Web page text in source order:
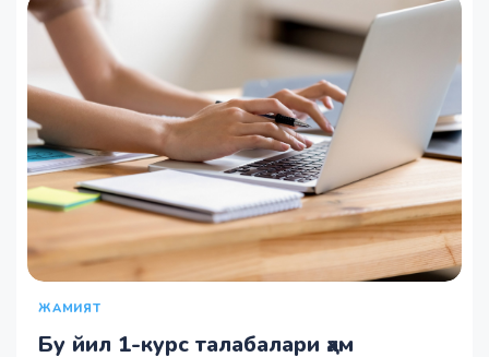
ЖАМИЯТ
Бу йил 1-курс талабалари ҳам